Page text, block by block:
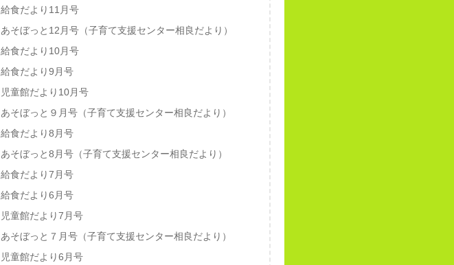
給食だより11月号
あそぼっと12月号（子育て支援センター相良だより）
給食だより10月号
給食だより9月号
児童館だより10月号
あそぼっと９月号（子育て支援センター相良だより）
給食だより8月号
あそぼっと8月号（子育て支援センター相良だより）
給食だより7月号
給食だより6月号
児童館だより7月号
あそぼっと７月号（子育て支援センター相良だより）
児童館だより6月号